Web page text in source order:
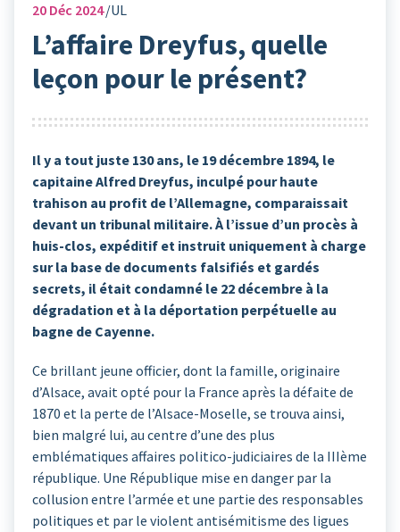
20 Déc 2024 UL
L’affaire Dreyfus, quelle
leçon pour le présent?
Il y a tout juste 130 ans, le 19 décembre 1894, le
capitaine Alfred Dreyfus, inculpé pour haute
trahison au profit de l’Allemagne, comparaissait
devant un tribunal militaire. À l’issue d’un procès à
huis-clos, expéditif et instruit uniquement à charge
sur la base de documents falsifiés et gardés
secrets, il était condamné le 22 décembre à la
dégradation et à la déportation perpétuelle au
bagne de Cayenne.
Ce brillant jeune officier, dont la famille, originaire
d’Alsace, avait opté pour la France après la défaite de
1870 et la perte de l’Alsace-Moselle, se trouva ainsi,
bien malgré lui, au centre d’une des plus
emblématiques affaires politico-judiciaires de la IIIème
république. Une République mise en danger par la
collusion entre l’armée et une partie des responsables
politiques et par le violent antisémitisme des ligues